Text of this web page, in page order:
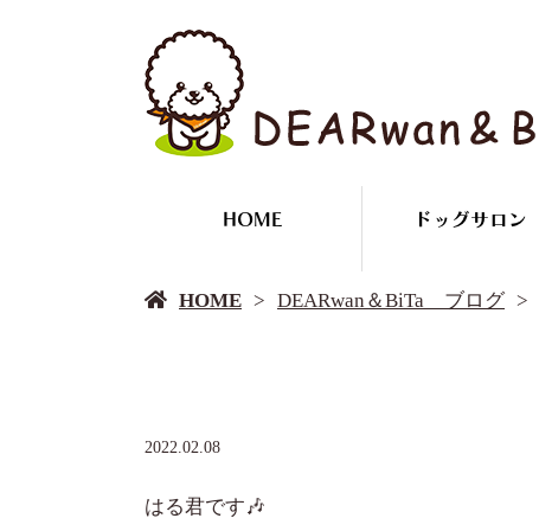
HOME ドッグサロン
HOME DEARwan＆BiTa ブログ
2022.02.08
はる君です🎶